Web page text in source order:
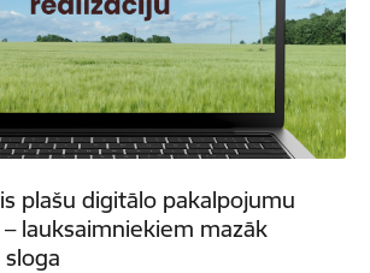
plašu digitālo pakalpojumu
lauksaimniekiem mazāk